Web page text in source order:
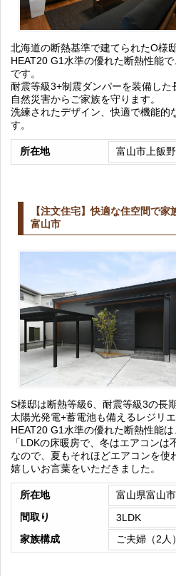
北海道の断熱基準で建てられたO様邸
HEAT20 G1水準の優れた断熱性能
です。
耐震等級3+制震ダンパーを装備し
自然災害からご家族を守ります。
洗練されたデザイン、快適で機能的
す。
所在地 富山市上飯野
【注文住宅】快適な住空間で
富山市
S様邸は断熱等級6、耐震等級3の長
太陽光発電+蓄電池も備えるレジリ
HEAT20 G1水準の優れた断熱性能は
「LDKの床暖房で、冬はエアコン
なので、夏もそれほどエアコンを使
嬉しいお言葉をいただきました。
所在地
富山県富山市
間取り
3LDK
家族構成
ご夫婦（2人）